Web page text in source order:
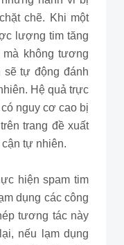
chẽ. Khi một
lượng tim tăng
không tương
tự động đánh
Hệ quả trực
nguy cơ cao bị
trang đề xuất
tự nhiên.
hiện spam tim
dụng các công
tương tác này
nếu lạm dụng